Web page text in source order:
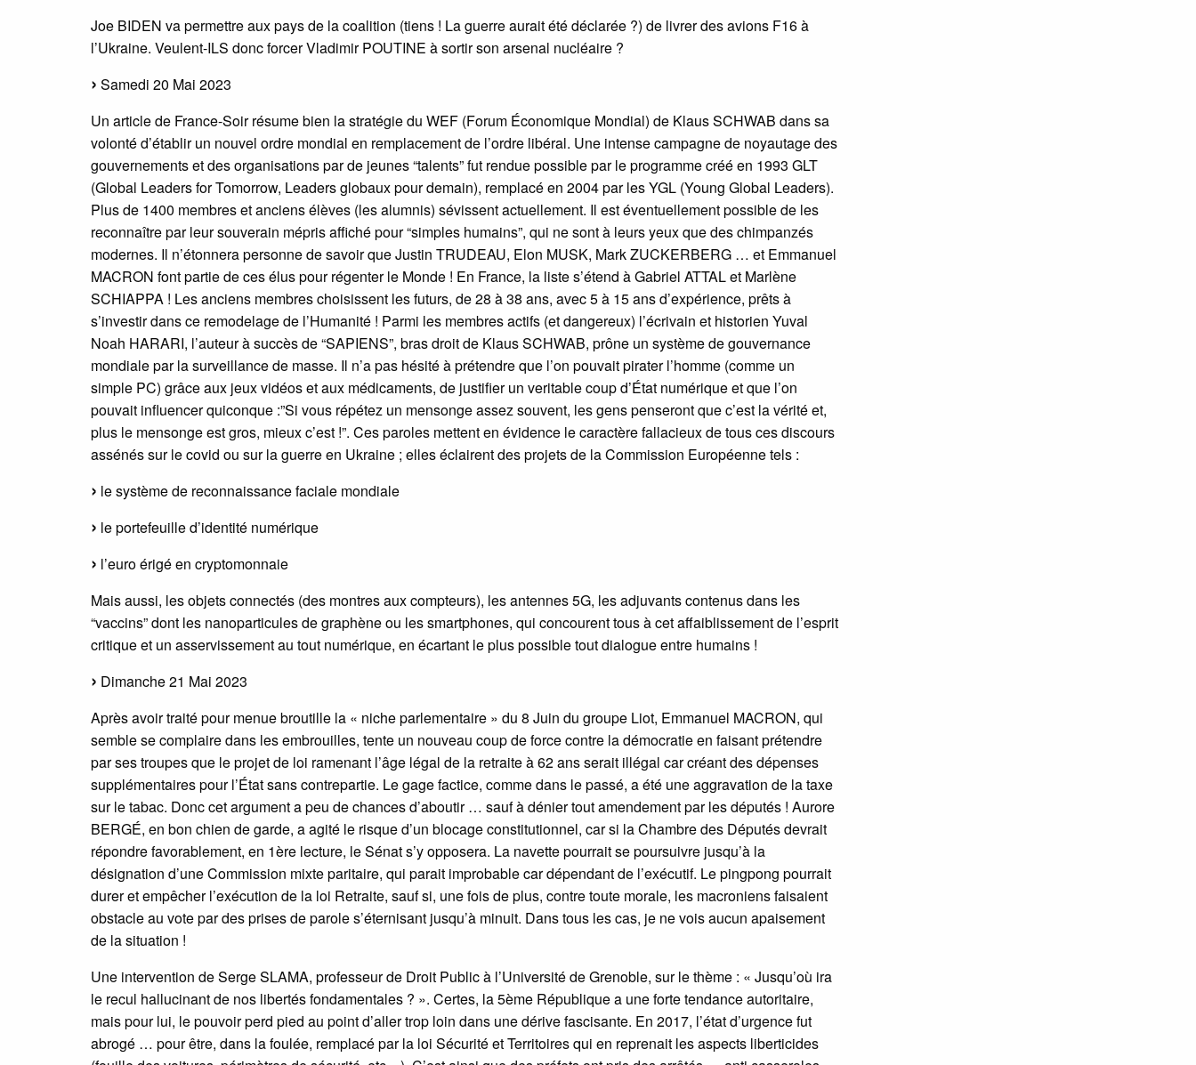
Joe BIDEN va permettre aux pays de la coalition (tiens ! La guerre aurait été déclarée ?) de livrer des avions F16 à
l’Ukraine. Veulent-ILS donc forcer Vladimir POUTINE à sortir son arsenal nucléaire ?
Samedi 20 Mai 2023
Un article de France-Soir résume bien la stratégie du WEF (Forum Économique Mondial) de Klaus SCHWAB dans sa
volonté d’établir un nouvel ordre mondial en remplacement de l’ordre libéral. Une intense campagne de noyautage des
gouvernements et des organisations par de jeunes “talents” fut rendue possible par le programme créé en 1993 GLT
(Global Leaders for Tomorrow, Leaders globaux pour demain), remplacé en 2004 par les YGL (Young Global Leaders).
Plus de 1400 membres et anciens élèves (les alumnis) sévissent actuellement. Il est éventuellement possible de les
reconnaître par leur souverain mépris affiché pour “simples humains”, qui ne sont à leurs yeux que des chimpanzés
modernes. Il n’étonnera personne de savoir que Justin TRUDEAU, Elon MUSK, Mark ZUCKERBERG … et Emmanuel
MACRON font partie de ces élus pour régenter le Monde ! En France, la liste s’étend à Gabriel ATTAL et Marlène
SCHIAPPA ! Les anciens membres choisissent les futurs, de 28 à 38 ans, avec 5 à 15 ans d’expérience, prêts à
s’investir dans ce remodelage de l’Humanité ! Parmi les membres actifs (et dangereux) l’écrivain et historien Yuval
Noah HARARI, l’auteur à succès de “SAPIENS”, bras droit de Klaus SCHWAB, prône un système de gouvernance
mondiale par la surveillance de masse. Il n’a pas hésité à prétendre que l’on pouvait pirater l’homme (comme un
simple PC) grâce aux jeux vidéos et aux médicaments, de justifier un veritable coup d’État numérique et que l’on
pouvait influencer quiconque :”Si vous répétez un mensonge assez souvent, les gens penseront que c’est la vérité et,
plus le mensonge est gros, mieux c’est !”. Ces paroles mettent en évidence le caractère fallacieux de tous ces discours
assénés sur le covid ou sur la guerre en Ukraine ; elles éclairent des projets de la Commission Européenne tels :
le système de reconnaissance faciale mondiale
le portefeuille d’identité numérique
l’euro érigé en cryptomonnaie
Mais aussi, les objets connectés (des montres aux compteurs), les antennes 5G, les adjuvants contenus dans les
“vaccins” dont les nanoparticules de graphène ou les smartphones, qui concourent tous à cet affaiblissement de l’esprit
critique et un asservissement au tout numérique, en écartant le plus possible tout dialogue entre humains !
Dimanche 21 Mai 2023
Après avoir traité pour menue broutille la « niche parlementaire » du 8 Juin du groupe Liot, Emmanuel MACRON, qui
semble se complaire dans les embrouilles, tente un nouveau coup de force contre la démocratie en faisant prétendre
par ses troupes que le projet de loi ramenant l’âge légal de la retraite à 62 ans serait illégal car créant des dépenses
supplémentaires pour l’État sans contrepartie. Le gage factice, comme dans le passé, a été une aggravation de la taxe
sur le tabac. Donc cet argument a peu de chances d’aboutir … sauf à dénier tout amendement par les députés ! Aurore
BERGÉ, en bon chien de garde, a agité le risque d’un blocage constitutionnel, car si la Chambre des Députés devrait
répondre favorablement, en 1ère lecture, le Sénat s’y opposera. La navette pourrait se poursuivre jusqu’à la
désignation d’une Commission mixte paritaire, qui parait improbable car dépendant de l’exécutif. Le pingpong pourrait
durer et empêcher l’exécution de la loi Retraite, sauf si, une fois de plus, contre toute morale, les macroniens faisaient
obstacle au vote par des prises de parole s’éternisant jusqu’à minuit. Dans tous les cas, je ne vois aucun apaisement
de la situation !
Une intervention de Serge SLAMA, professeur de Droit Public à l’Université de Grenoble, sur le thème : « Jusqu’où ira
le recul hallucinant de nos libertés fondamentales ? ». Certes, la 5ème République a une forte tendance autoritaire,
mais pour lui, le pouvoir perd pied au point d’aller trop loin dans une dérive fascisante. En 2017, l’état d’urgence fut
abrogé … pour être, dans la foulée, remplacé par la loi Sécurité et Territoires qui en reprenait les aspects liberticides